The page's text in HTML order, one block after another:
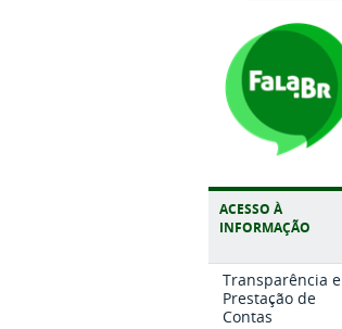
ACESSO À
INFORMAÇÃO
Transparência e
Prestação de
Contas